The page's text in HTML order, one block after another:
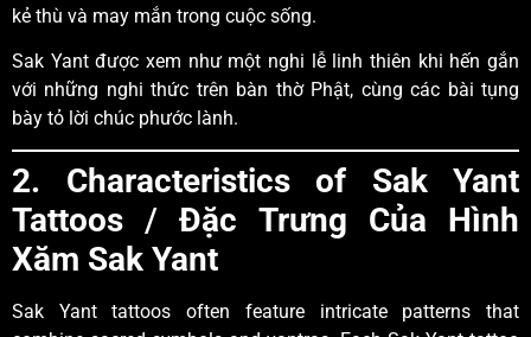
kẻ thù và may mắn trong cuộc sống.
Sak Yant được xem như một nghi lễ linh thiên khi hến gắn
với những nghi thức trên bàn thờ Phật, cùng các bài tụng
bày tỏ lời chúc phước lành.
2. Characteristics of Sak Yant
Tattoos /Đặc Trưng Của Hình
Xăm Sak Yant
Sak Yant tattoos often feature intricate patterns that